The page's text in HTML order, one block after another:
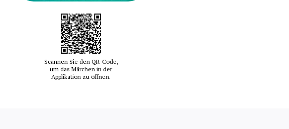
Scannen Sie den QR-Code,
um das Märchen in der
Applikation zu öffnen.